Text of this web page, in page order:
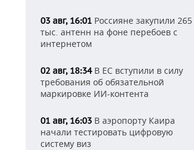
03 авг, 16:01 Россияне закупили 265
тыс. антенн на фоне перебоев с
интернетом
02 авг, 18:34В ЕС вступили в силу
требования об обязательной
маркировке ИИ-контента
01 авг, 16:03 В аэропорту Каира
начали тестировать цифровую
систему виз